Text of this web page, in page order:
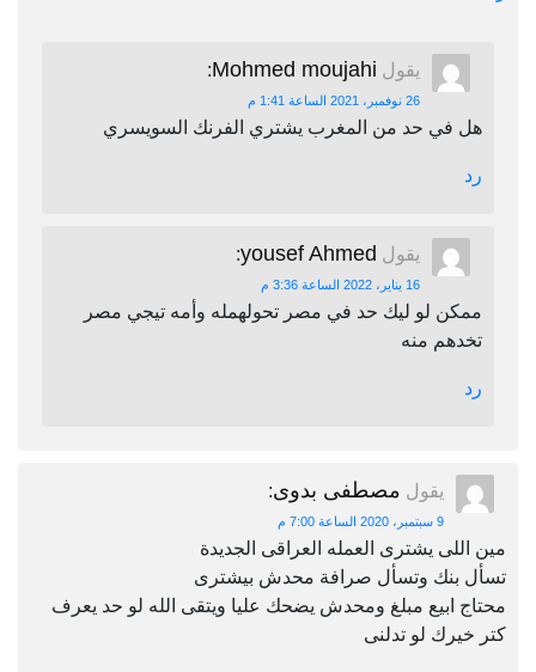
يقول Mohmed moujahi
:
26 نوفمبر، 2021 الساعة 1:41 م
هل في حد من المغرب يشتري الفرنك السويسري
رد
يقول yousef Ahmed
:
16 يناير، 2022 الساعة 3:36 م
ممكن لو ليك حد في مصر تحولهمله وأمه تيجي مصر
تخدهم منه
رد
يقول مصطفى بدوى:
9 سبتمبر، 2020 الساعة 7:00 م
مين اللى يشترى العمله العراقى الجديدة
تسأل بنك وتسأل صرافة محدش بيشترى
محتاج ابيع مبلغ ومحدش يضحك عليا ويتقى الله لو حد يعرف
كتر خيرك لو تدلنى